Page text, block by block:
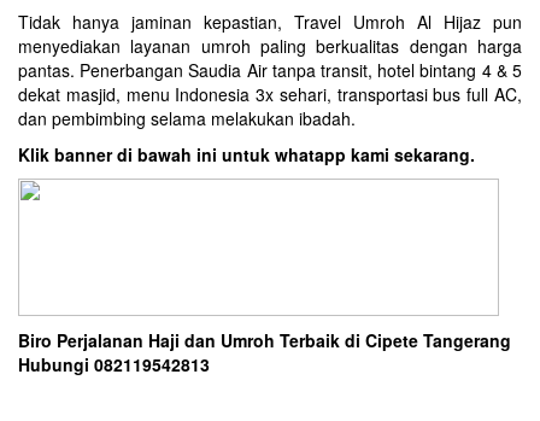
Tidak hanya jaminan kepastian, Travel Umroh Al Hijaz pun
menyediakan layanan umroh paling berkualitas dengan harga
pantas. Penerbangan Saudia Air tanpa transit, hotel bintang 4 & 5
dekat masjid, menu Indonesia 3x sehari, transportasi bus full AC,
dan pembimbing selama melakukan ibadah.
Klik banner di bawah ini untuk whatapp kami sekarang.
Biro Perjalanan Haji dan Umroh Terbaik di Cipete Tangerang
Hubungi 082119542813